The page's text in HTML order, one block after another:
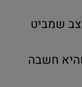
שמביט
חשבה